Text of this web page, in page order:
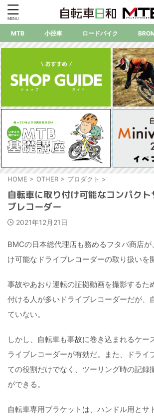
MTB 小径車 ロードバイク
HOME > OTHER > プロダクト >
自転車に取り付け可能なコンパク
ブレコーダー
2021年12月21日
BMCの日本総代理店も務めるフタバ商店
け可能なドライブレコーダーの取り扱いを
事故やあおり運転の証拠動画を撮影するた
付ける人が多いドライブレコーダーだが、
ていない。
しかし、自転車も事故に巻き込まれるケー
ライブレコーダーが有効だ。また、ドライ
ての役割だけでなく、ツーリング時の記録
ができる。
自転車専用ブラケットは、ハンドル用とサ